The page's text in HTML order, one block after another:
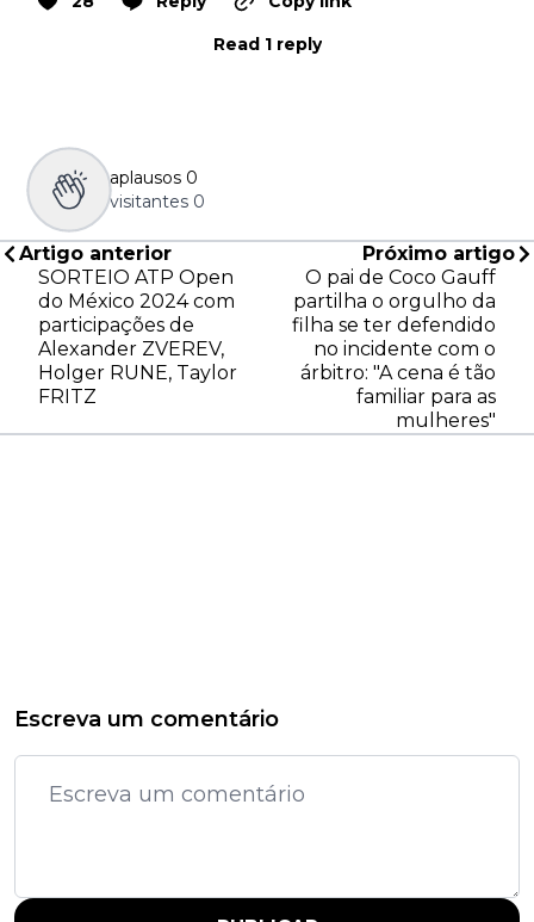
Read 1 reply
aplausos 0
visitantes 0
Artigo anterior
SORTEIO ATP Open
do México 2024 com
participações de
Alexander ZVEREV,
Holger RUNE, Taylor
FRITZ
Próximo artigo
O pai de Coco Gauff
partilha o orgulho da
filha se ter defendido
no incidente com o
árbitro: "A cena é tão
familiar para as
mulheres"
Escreva um comentário